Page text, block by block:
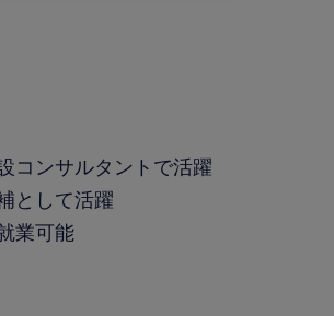
コンサルタントで活躍
として活躍
業可能